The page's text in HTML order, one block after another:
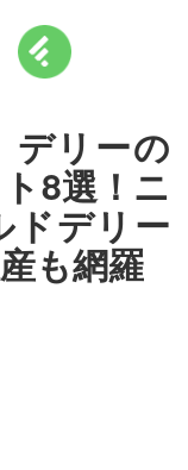
デリーの
8選！ニ
ドデリー
も網羅